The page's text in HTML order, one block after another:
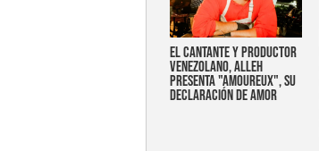
EL CANTANTE Y PRODUCTOR
VENEZOLANO, ALLEH
PRESENTA "AMOUREUX", SU
DECLARACIÓN DE AMOR